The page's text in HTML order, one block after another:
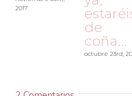
2017
de
coña…
octubre 23rd,